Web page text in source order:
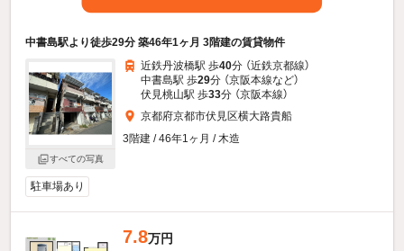
中書島駅より徒歩29分 築46年1ヶ月 3階建の賃貸物件
すべての写真
近鉄丹波橋駅 歩40分 （近鉄京都線）
中書島駅 歩29分 （京阪本線など）
伏見桃山駅 歩33分 （京阪本線）
京都府京都市伏見区横大路貴船
3階建 / 46年1ヶ月 / 木造
駐車場あり
7.8万円